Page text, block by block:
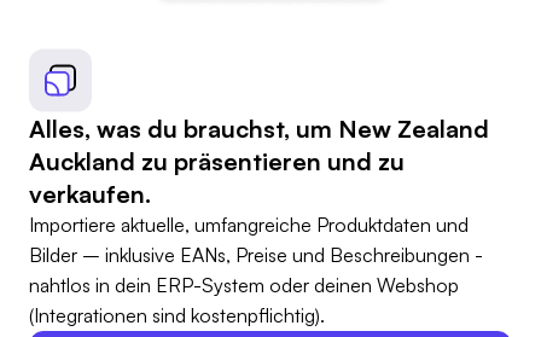
Alles, was du brauchst, um New Zealand
Auckland zu präsentieren und zu
verkaufen.
Importiere aktuelle, umfangreiche Produktdaten und
Bilder – inklusive EANs, Preise und Beschreibungen -
nahtlos in dein ERP-System oder deinen Webshop
(Integrationen sind kostenpflichtig).